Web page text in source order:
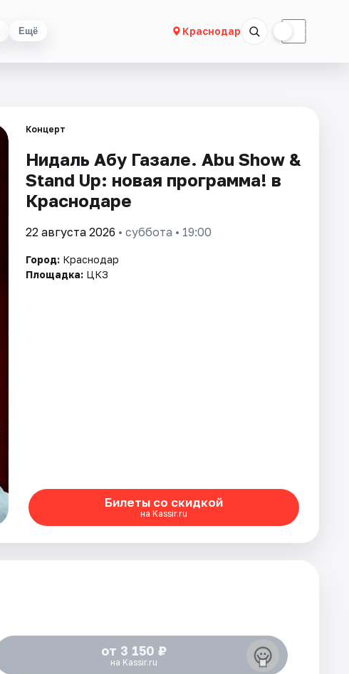
Ещё Краснодар ☾
Концерт
Нидаль Абу Газале. Abu Show &
Stand Up: новая программа! в
Краснодаре
22 августа 2026 • суббота • 19:00
Город: Краснодар
Площадка: ЦКЗ
Билеты со скидкой
на Kassir.ru
от 3 150 ₽
на Kassir.ru